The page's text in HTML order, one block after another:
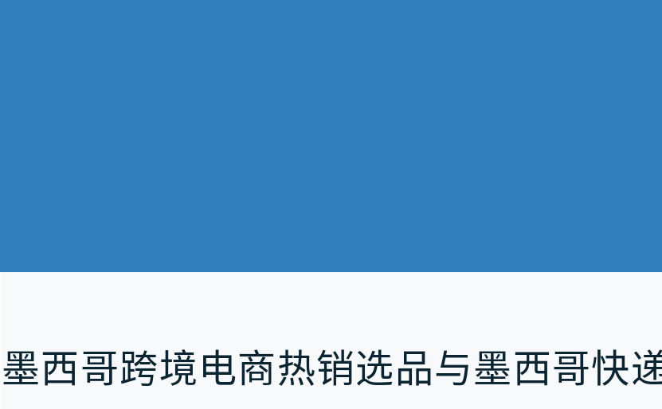
墨西哥跨境电商热销选品与墨西哥快